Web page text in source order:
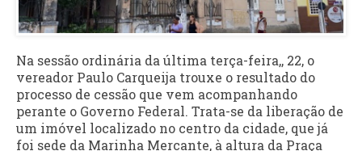
Na sessão ordinária da última terça-feira,, 22, o
vereador Paulo Carqueija trouxe o resultado do
processo de cessão que vem acompanhando
perante o Governo Federal. Trata-se da liberação de
um imóvel localizado no centro da cidade, que já
foi sede da Marinha Mercante, à altura da Praça